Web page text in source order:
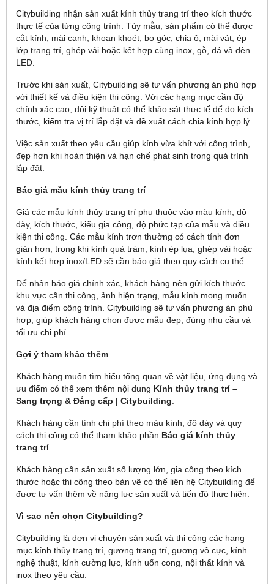
Citybuilding nhận sản xuất kính thủy trang trí theo kích thước
thực tế của từng công trình. Tùy mẫu, sản phẩm có thể được
cắt kính, mài cạnh, khoan khoét, bo góc, chia ô, mài vát, ép
lớp trang trí, ghép vải hoặc kết hợp cùng inox, gỗ, đá và đèn
LED.
Trước khi sản xuất, Citybuilding sẽ tư vấn phương án phù hợp
với thiết kế và điều kiện thi công. Với các hạng mục cần độ
chính xác cao, đội kỹ thuật có thể khảo sát thực tế để đo kích
thước, kiểm tra vị trí lắp đặt và đề xuất cách chia kính hợp lý.
Việc sản xuất theo yêu cầu giúp kính vừa khít với công trình,
đẹp hơn khi hoàn thiện và hạn chế phát sinh trong quá trình
lắp đặt.
Báo giá mẫu kính thủy trang trí
Giá các mẫu kính thủy trang trí phụ thuộc vào màu kính, độ
dày, kích thước, kiểu gia công, độ phức tạp của mẫu và điều
kiện thi công. Các mẫu kính trơn thường có cách tính đơn
giản hơn, trong khi kính quả trám, kính ép lụa, ghép vải hoặc
kính kết hợp inox/LED sẽ cần báo giá theo quy cách cụ thể.
Để nhận báo giá chính xác, khách hàng nên gửi kích thước
khu vực cần thi công, ảnh hiện trạng, mẫu kính mong muốn
và địa điểm công trình. Citybuilding sẽ tư vấn phương án phù
hợp, giúp khách hàng chọn được mẫu đẹp, đúng nhu cầu và
tối ưu chi phí.
Gợi ý tham khảo thêm
Khách hàng muốn tìm hiểu tổng quan về vật liệu, ứng dụng và
ưu điểm có thể xem thêm nội dung Kính thủy trang trí –
Sang trọng & Đẳng cấp | Citybuilding
Khách hàng cần tính chi phí theo màu kính, độ dày và quy
cách thi công có thể tham khảo phần Báo giá kính thủy
trang trí.
Khách hàng cần sản xuất số lượng lớn, gia công theo kích
thước hoặc thi công theo bản vẽ có thể liên hệ Citybuilding để
được tư vấn thêm về năng lực sản xuất và tiến độ thực hiện.
Vì sao nên chọn Citybuilding?
Citybuilding là đơn vị chuyên sản xuất và thi công các hạng
mục kính thủy trang trí, gương trang trí, gương vô cực, kính
nghệ thuật, kính cường lực, kính uốn cong, nội thất kính và
inox theo yêu cầu.